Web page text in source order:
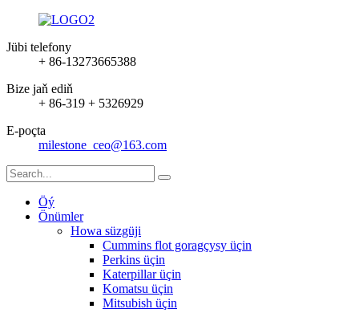
Jübi telefony
+ 86-13273665388
Bize jaň ediň
+ 86-319 + 5326929
E-poçta
milestone_ceo@163.com
Öý
Önümler
Howa süzgüji
Cummins flot goragçysy üçin
Perkins üçin
Katerpillar üçin
Komatsu üçin
Mitsubish üçin